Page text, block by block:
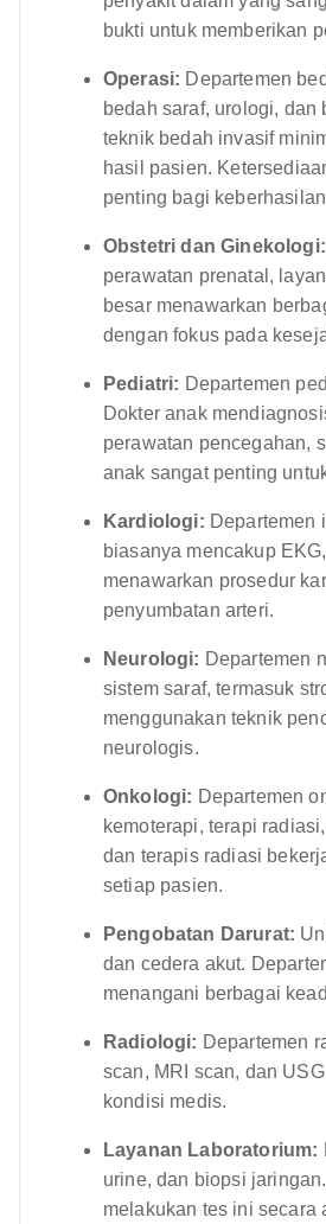
bukti untuk memberikan
Operasi: Departemen
bedah saraf, urologi,
teknik bedah invasif
hasil pasien.
penting bagi
Obstetri dan Ginekologi:
perawatan prenatal,
besar menawarkan
dengan fokus pada
Pediatri: Departemen
Dokter anak
perawatan pencegahan,
anak sangat penting
Kardiologi: Departemen
biasanya mencakup
menawarkan prosedur
penyumbatan arteri.
Neurologi: Departemen
sistem saraf, termasuk
menggunakan teknik
neurologis.
Onkologi: Departemen
kemoterapi, terapi
dan terapis radiasi
setiap pasien.
Pengobatan Darurat:
dan cedera akut.
menangani berbagai
Radiologi: Departemen
scan, MRI scan, dan
kondisi medis.
Layanan Laboratorium:
urine, dan biopsi
melakukan tes ini secara